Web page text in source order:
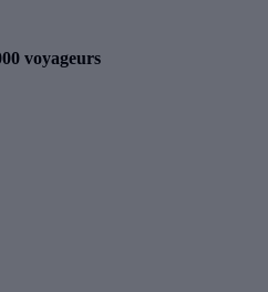
voyageurs